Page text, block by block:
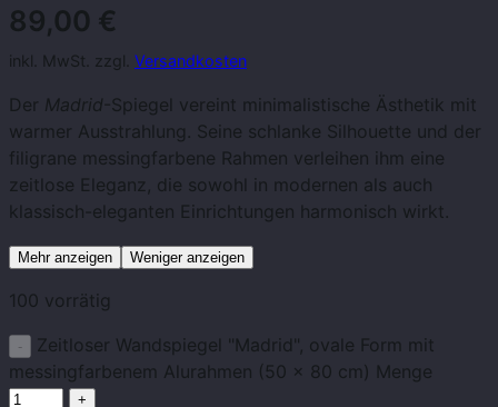
89,00 €
inkl. MwSt. zzgl. Versandkosten
Der Madrid-Spiegel vereint minimalistische Ästhetik mit
warmer Ausstrahlung. Seine schlanke Silhouette und der
filigrane messingfarbene Rahmen verleihen ihm eine
zeitlose Eleganz, die sowohl in modernen als auch
klassisch-eleganten Einrichtungen harmonisch wirkt.
Mehr anzeigen Weniger anzeigen
100 vorrätig
Zeitloser Wandspiegel "Madrid", ovale Form mit
messingfarbenem Alurahmen (50 x 80 cm) Menge